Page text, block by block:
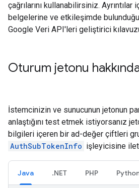
çağrılarını kullanabilirsiniz. Ayrıntılar
belgelerine ve etkileşimde
Google Veri API'leri geliştirici
Oturum jetonu
İstemcinizin ve sunucunun jetonun
anlaştığını test etmek istiyorsanız
bilgileri içeren bir ad-değer çiftleri
AuthSubTokenInfo işleyicisine
Java .NET PHP